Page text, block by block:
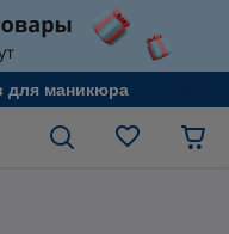
для маникюра